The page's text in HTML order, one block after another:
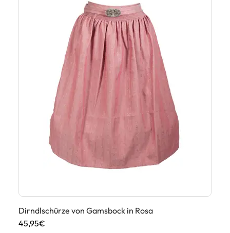
Dirndlschürze von Gamsbock in Rosa
45,95€